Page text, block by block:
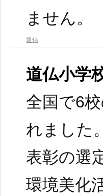
ません。
返信
道仏小学
全国で6
れました。
表彰の選
環境美化